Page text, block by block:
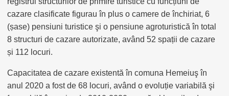
cazare clasificate figurau în plus o camere de închiriat, 6
(șase) pensiuni turistice şi o pensiune agroturistică în total
8 structuri de cazare autorizate, având 52 spații de cazare
și 112 locuri.
Capacitatea de cazare existentă în comuna Hemeiuş în
anul 2020 a fost de 68 locuri, având o evoluție variabilă şi